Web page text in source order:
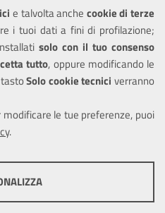
e talvolta anche cookie di terze
i tuoi dati a fini di profilazione;
solo con il tuo consenso
tutto, oppure modificando le
tastoSolo cookie tecnici verranno
le tue preferenze, puoi
.